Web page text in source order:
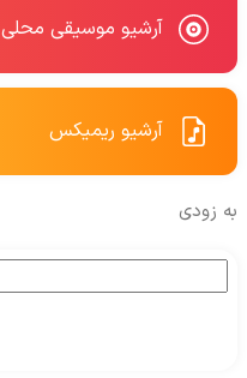
آرشیو موسیقی محلی
آرشیو ریمیکس
به زودی